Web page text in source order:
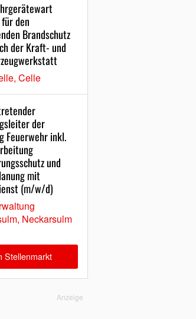
den
Brandschutz
der Kraft- und
Celle
der
Feuerwehr inkl.
und
mit
(m/w/d)
Neckarsulm
Stellenmarkt
Anzeige